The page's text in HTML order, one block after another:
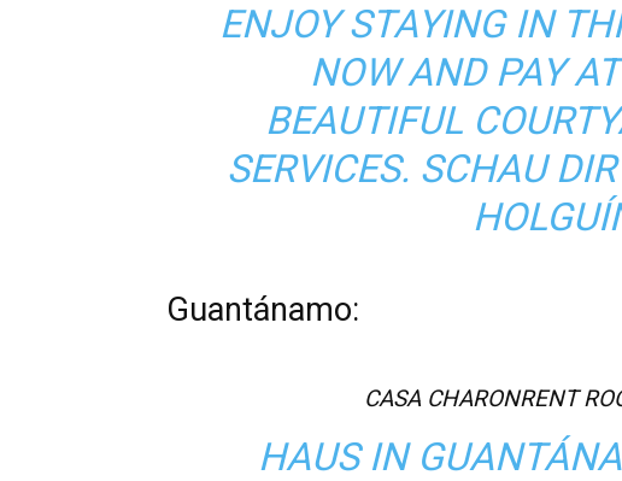
ENJOY STAYING IN
NOW AND PAY
BEAUTIFUL
SERVICES. SCHAU
Guantánamo:
CASA CHARONRENT
HAUS IN